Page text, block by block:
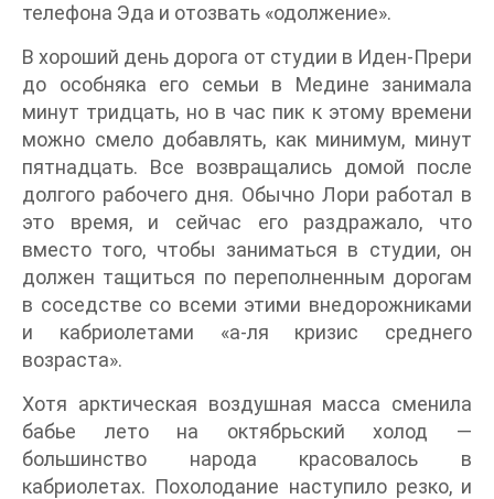
телефона Эда и отозвать «одолжение».
В хороший день дорога от студии в Иден-Прери
до особняка его семьи в Медине занимала
минут тридцать, но в час пик к этому времени
можно смело добавлять, как минимум, минут
пятнадцать. Все возвращались домой после
долгого рабочего дня. Обычно Лори работал в
это время, и сейчас его раздражало, что
вместо того, чтобы заниматься в студии, он
должен тащиться по переполненным дорогам
в соседстве со всеми этими внедорожниками
и кабриолетами «а-ля кризис среднего
возраста».
Хотя арктическая воздушная масса сменила
бабье лето на октябрьский холод —
большинство народа красовалось в
кабриолетах. Похолодание наступило резко, и